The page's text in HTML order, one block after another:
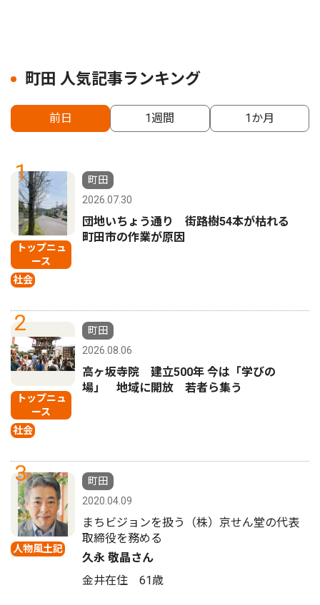
町田 人気記事ランキング
前日 1週間 1か月
1
トップニュ
ース
社会
町田
2026.07.30
団地いちょう通り 街路樹54本が枯れる
町田市の作業が原因
2
トップニュ
ース
社会
町田
2026.08.06
高ヶ坂寺院 建立500年 今は「学びの
場」 地域に開放 若者ら集う
3
人物風土記
町田
2020.04.09
まちビジョンを扱う（株）京せん堂の代表
取締役を務める
久永 敬晶さん
金井在住 61歳